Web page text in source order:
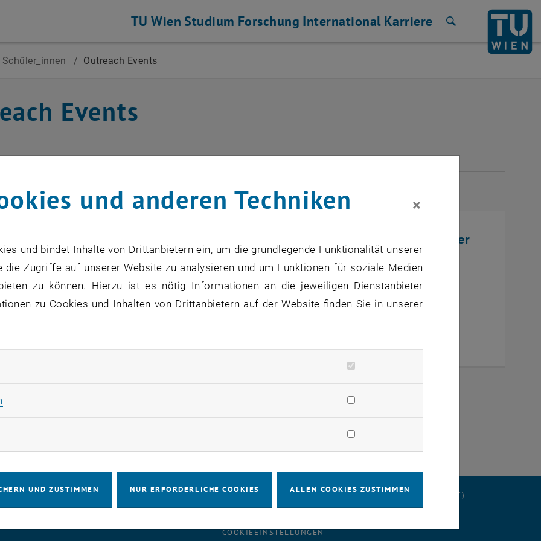
TU Wien Studium Forschung International Karriere
Schüler_innen / Outreach Events
Events
Ausstellung: 3D-Druck-Innovationen der TU Wien: von der
Forschung zur Praxis
17 März 2026 bis 04 September 2026
– 04
SEPT. 26
Veranstaltungstyp:
AUSSTELLUNG
Veranstaltungsort:TU Wien Bibliothek, 1040 Wien Davis (EG) und Stiegenhaus 1.-5.Stock
IMPRESSUM BARRIEREFREIHEITSERKLÄRUNG DATENSCHUTZERKLÄRUNG (PDF)
COOKIEEINSTELLUNGEN
und anderen Techniken ×
und bindet Inhalte von Drittanbietern ein, um die grundlegende Funktionalität unserer
Zugriffe auf unserer Website zu analysieren und um Funktionen für soziale Medien
zu können. Hierzu ist es nötig Informationen an die jeweiligen Dienstanbieter
zu Cookies und Inhalten von Drittanbietern auf der Website finden Sie in unserer
Cookies zulassen
UND ZUSTIMMEN NUR ERFORDERLICHE COOKIES ALLEN COOKIES ZUSTIMMEN